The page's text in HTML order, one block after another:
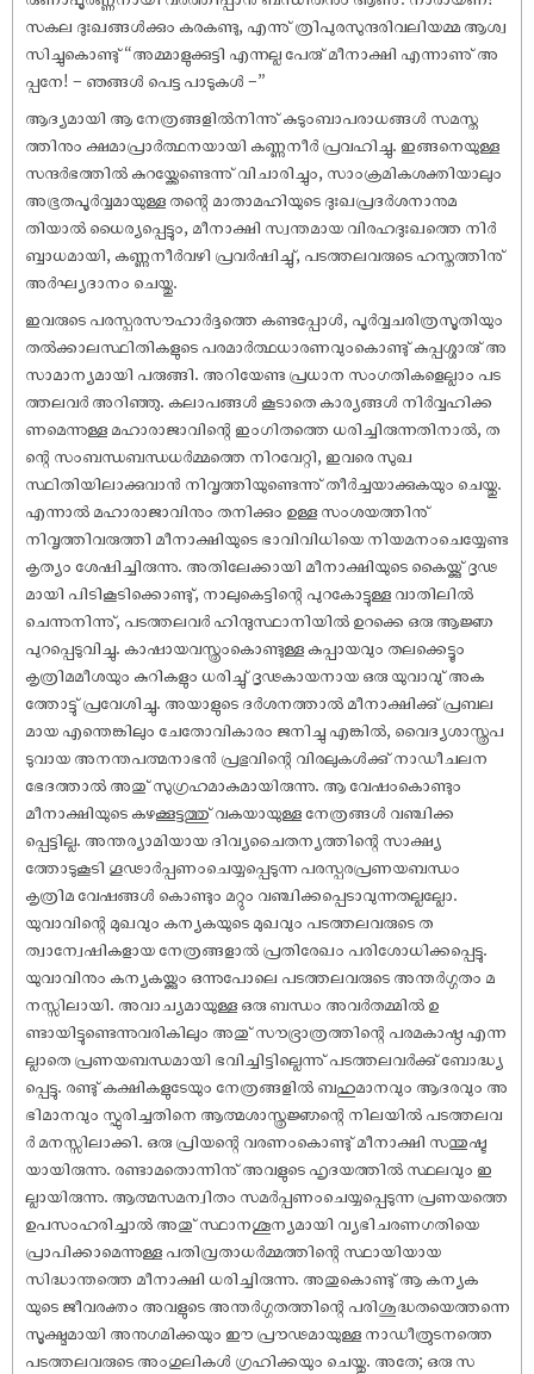
സകല ദുഃഖങ്ങൾക്കും കരകണ്ടു, എന്നു് ത്രിപുരസുന്ദരിവലിയമ്മ ആശ്വ
സിച്ചുകൊണ്ടു് “അമ്മാളുക്കുട്ടി എന്നല്ല പേരു് മീനാക്ഷി എന്നാണു് അ
പ്പനേ! – ഞങ്ങൾ പെട്ട പാടുകൾ –”
ആദ്യമായി ആ നേത്രങ്ങളിൽനിന്നു് കുടുംബാപരാധങ്ങൾ സമസ്ത
ത്തിനും ക്ഷമാപ്രാർത്ഥനയായി കണ്ണുനീർ പ്രവഹിച്ചു. ഇങ്ങനെയുള്ള
സന്ദർഭത്തിൽ കുറയ്ക്കേണ്ടെന്നു് വിചാരിച്ചും, സാംക്രമികശക്തിയാലും
അഭൂതപൂർവ്വമായുള്ള തന്റെ മാതാമഹിയുടെ ദുഃഖപ്രദർശനാനുമ
തിയാൽ ധൈര്യപ്പെട്ടും, മീനാക്ഷി സ്വന്തമായ വിരഹദുഃഖത്തെ നിർ
ബ്ബാധമായി, കണ്ണുനീർവഴി പ്രവർഷിച്ചു്, പടത്തലവരുടെ ഹസ്തത്തിനു്
അർഘ്യദാനം ചെയ്തു.
ഇവരുടെ പരസ്പരസൗഹാർദ്ദത്തെ കണ്ടപ്പോൾ, പൂർവ്വചരിത്രസൂതിയും
തൽക്കാലസ്ഥിതികളുടെ പരമാർത്ഥധാരണവുംകൊണ്ടു് കുപ്പശ്ശാരു് അ
സാമാന്യമായി പരുങ്ങി. അറിയേണ്ട പ്രധാന സംഗതികളെല്ലാം പട
ത്തലവർ അറിഞ്ഞു. കലാപങ്ങൾ കൂടാതെ കാര്യങ്ങൾ നിർവ്വഹിക്ക
ണമെന്നുള്ള മഹാരാജാവിന്റെ ഇംഗിതത്തെ ധരിച്ചിരുന്നതിനാൽ, ത
ന്റെ സംബന്ധബന്ധധർമ്മത്തെ നിറവേറ്റി, ഇവരെ സുഖ
സ്ഥിതിയിലാക്കുവാൻ നിവൃത്തിയുണ്ടെന്നു് തീർച്ചയാക്കുകയും ചെയ്തു.
എന്നാൽ മഹാരാജാവിനും തനിക്കും ഉള്ള സംശയത്തിനു്
നിവൃത്തിവരുത്തി മീനാക്ഷിയുടെ ഭാവിവിധിയെ നിയമനംചെയ്യേണ്ട
കൃത്യം ശേഷിച്ചിരുന്നു. അതിലേക്കായി മീനാക്ഷിയുടെ കൈയ്ക്കു് ദൃഢ
മായി പിടികൂടിക്കൊണ്ടു്, നാലുകെട്ടിന്റെ പുറകോട്ടുള്ള വാതിലിൽ
ചെന്നുനിന്നു്, പടത്തലവർ ഹിന്ദുസ്ഥാനിയിൽ ഉറക്കെ ഒരു ആജ്ഞ
പുറപ്പെടുവിച്ചു. കാഷായവസ്ത്രംകൊണ്ടുള്ള കുപ്പായവും തലക്കെട്ടൂം
കൃത്രിമമീശയും കുറികളും ധരിച്ചു് ദൃഢകായനായ ഒരു യുവാവു് അക
ത്തോട്ടു് പ്രവേശിച്ചു. അയാളുടെ ദർശനത്താൽ മീനാക്ഷിക്കു് പ്രബല
മായ എന്തെങ്കിലും ചേതോവികാരം ജനിച്ചു‌‌ എങ്കിൽ, വൈദ്യശാസ്ത്രപ
ടുവായ അനന്തപത്മനാഭൻ പ്രഭുവിന്റെ വിരലുകൾക്കു് നാഡീചലന
ഭേദത്താൽ അതു് സുഗ്രഹമാകുമായിരുന്നു. ആ വേഷംകൊണ്ടും
മീനാക്ഷിയുടെ കഴക്കൂട്ടത്തു് വകയായുള്ള നേത്രങ്ങൾ വഞ്ചിക്ക
പ്പെട്ടില്ല. അന്തര്യാമിയായ ദിവ്യചൈതന്യത്തിന്റെ സാക്ഷ്യ
ത്തോടുകൂടി ഗൂഢാർപ്പണംചെയ്യപ്പെടുന്ന പരസ്പരപ്രണയബന്ധം
കൃത്രിമ വേഷങ്ങൾ കൊണ്ടും മറ്റും വഞ്ചിക്കപ്പെടാവുന്നതല്ലല്ലോ.
യുവാവിന്റെ മുഖവും കന്യകയുടെ മുഖവും പടത്തലവരുടെ ത
ത്വാന്വേഷികളായ നേത്രങ്ങളാൽ പ്രതിരേഖം പരിശോധിക്കപ്പെട്ടു.
യുവാവിനും കന്യകയ്ക്കും ഒന്നുപോലെ പടത്തലവരുടെ അന്തർഗ്ഗതം മ
നസ്സിലായി. അവാച്യമായുള്ള ഒരു ബന്ധം അവർതമ്മിൽ ഉ
ണ്ടായിട്ടുണ്ടെന്നുവരികിലും അതു് സൗഭ്രാത്രത്തിന്റെ പരമകാഷ്ഠ എന്ന
ല്ലാതെ പ്രണയബന്ധമായി ഭവിച്ചിട്ടില്ലെന്നു് പടത്തലവർക്കു് ബോദ്ധ്യ
പ്പെട്ടു. രണ്ടു് കക്ഷികളുടേയും നേത്രങ്ങളിൽ ബഹുമാനവും ആദരവും അ
ഭിമാനവും സ്ഫുരിച്ചതിനെ ആത്മശാസ്ത്രജ്ഞന്റെ നിലയിൽ പടത്തലവ
ർ മനസ്സിലാക്കി. ഒരു പ്രിയന്റെ വരണംകൊണ്ടു് മീനാക്ഷി സന്തുഷ്ട
യായിരുന്നു. രണ്ടാമതൊന്നിനു് അവളുടെ ഹൃദയത്തിൽ സ്ഥലവും ഇ
ല്ലായിരുന്നു. ആത്മസമന്വിതം സമർപ്പണംചെയ്യപ്പെടുന്ന പ്രണയത്തെ
ഉപസംഹരിച്ചാൽ അതു് സ്ഥാനശൂന്യമായി വ്യഭിചരണഗതിയെ
പ്രാപിക്കാമെന്നുള്ള പതിവ്രതാധർമ്മത്തിന്റെ സ്ഥായിയായ
സിദ്ധാന്തത്തെ മീനാക്ഷി ധരിച്ചിരുന്നു. അതുകൊണ്ടു് ആ കന്യക
യുടെ ജീവരക്തം അവളുടെ അന്തർഗ്ഗതത്തിന്റെ പരിശുദ്ധതയെത്തന്നെ
സൂക്ഷ്മമായി അനുഗമിക്കയും ഈ പ്രൗഢമായുള്ള നാഡീത്രുടനത്തെ
പടത്തലവരുടെ അംഗുലികൾ ഗ്രഹിക്കയും ചെയ്തു. അതേ; ഒരു സ